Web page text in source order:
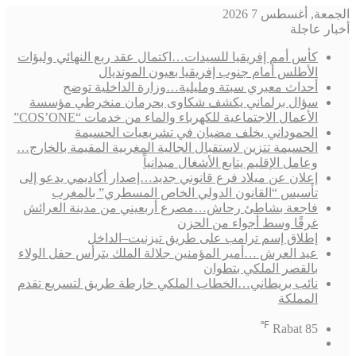
الجمعة, أغسطس 7 2026
أخبار عاجلة
كأس أمم إفريقيا للسيدات…اكتمال عقد ربع النهائي ولبؤات
الأطلس أمام جنوب إفريقيا بعيون المونديال
أحداث معبري سبتة ومليلية…وزارة الداخلية توضح
سؤال برلماني يكشف شكاوى بحرمان منخرطي مؤسسة
الأعمال الاجتماعية للكهرباء والماء من خدمات “COS’ONE”
الحموداني يخلف مضيان في تشريعيات الحسيمة
الحسيمة تتزين لاستقبال الجالية المغربية المقيمة بالخارج…
وعامل الإقليم يتابع الأشغال ميدانياً
إعلان عن ميلاد فرع قانوني جديد…إصدار أكاديمي يدعو إلى
تأسيس “القانون الدولي الخاص المسطري” بالمغرب
فاجعة بشاطئ رحاش…مصرع أربعيني من مدينة العرائش
غرقًا وسط أجواء من الحزن
إطلاق إسم ترامب على طريق تيزنيت–الداخل
عيد العرش …أمير المؤمنين جلالة الملك يترأس حفل الولاء
بالقصر الملكي بتطوان
نائب بريطاني…الخطاب الملكي خارطة طريق لتسريع تقدم
المملكة
Rabat 85
℉